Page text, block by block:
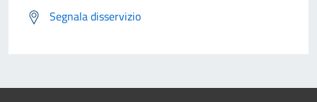
Segnala disservizio